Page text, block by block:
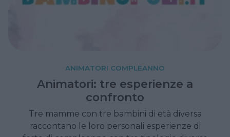
ANIMATORI COMPLEANNO
Animatori: tre esperienze a
confronto
Tre mamme con tre bambini di età diversa
raccontano le loro personali esperienze di